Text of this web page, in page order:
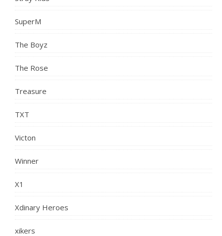
SuperM
The Boyz
The Rose
Treasure
TXT
Victon
Winner
X1
Xdinary Heroes
xikers